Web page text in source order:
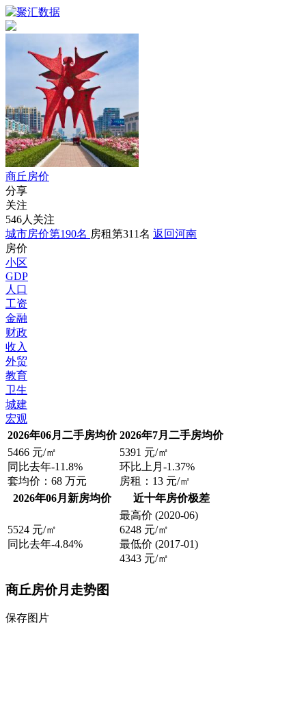
商丘房价
分享
关注
546人关注
城市房价第190名 房租第311名 返回河南
房价
小区
GDP
人口
工资
金融
财政
收入
外贸
教育
卫生
城建
宏观
2026年06月二手房均价 2026年7月二手房均价
5466 元/㎡
同比去年-11.8%
套均价： 68 万元
5391 元/㎡
环比上月 -1.37%
房租： 13 元/㎡
2026年06月新房均价
近十年房价极差
5524 元/㎡
同比去年-4.84%
最高价 (2020-06)
6248 元/㎡
最低价 (2017-01)
4343 元/㎡
商丘房价月走势图
保存图片